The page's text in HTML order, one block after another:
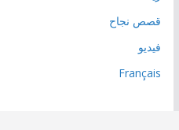
قصص نجاح
فيديو
Français